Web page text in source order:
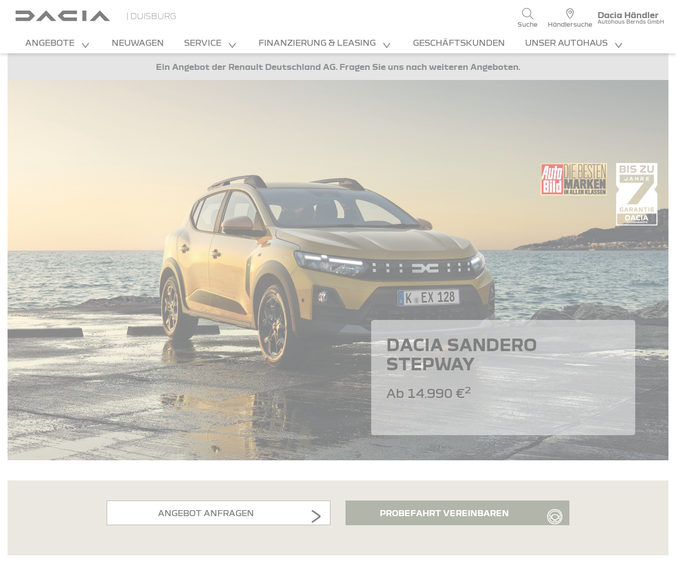
| DUISBURG
Suche Händlersuche
Dacia Händler
Autohaus Bernds GmbH
ANGEBOTE NEUWAGEN SERVICE FINANZIERUNG & LEASING GESCHÄFTSKUNDEN UNSER AUTOHAUS
Ein Angebot der Renault Deutschland AG. Fragen Sie uns nach weiteren Angeboten.
DACIA SANDERO
STEPWAY
Ab 14.990 €2
ANGEBOT ANFRAGEN PROBEFAHRT VEREINBAREN